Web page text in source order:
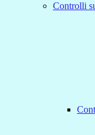
Controlli